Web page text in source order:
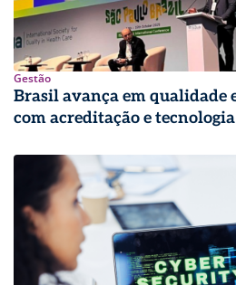
Gestão
Brasil avança em qualidade
com acreditação e tecnologia